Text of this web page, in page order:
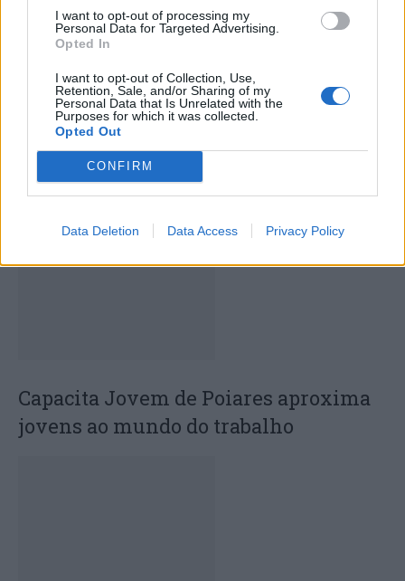
I want to opt-out of processing my
Personal Data for Targeted Advertising.
Opted In
I want to opt-out of Collection, Use,
Retention, Sale, and/or Sharing of my
Personal Data that Is Unrelated with the
Purposes for which it was collected.
Opted Out
CONFIRM
Data Deletion Data Access Privacy Policy
Deputados do PSD saúdam Banda
Sinfónica da ARMAB pelo 1º lugar no
certame internacional de Valência
Capacita Jovem de Poiares aproxima
jovens ao mundo do trabalho